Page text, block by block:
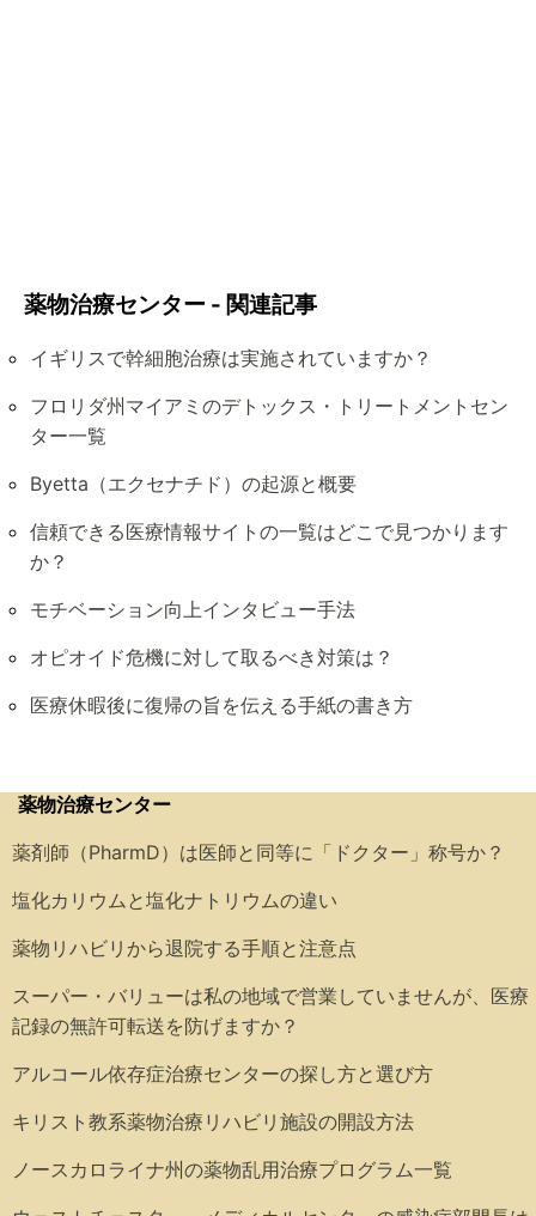
薬物治療センター - 関連記事
イギリスで幹細胞治療は実施されていますか？
フロリダ州マイアミのデトックス・トリートメントセン
ター一覧
Byetta（エクセナチド）の起源と概要
信頼できる医療情報サイトの一覧はどこで見つかります
か？
モチベーション向上インタビュー手法
オピオイド危機に対して取るべき対策は？
医療休暇後に復帰の旨を伝える手紙の書き方
薬物治療センター
薬剤師（PharmD）は医師と同等に「ドクター」称号か？
塩化カリウムと塩化ナトリウムの違い
薬物リハビリから退院する手順と注意点
スーパー・バリューは私の地域で営業していませんが、医療
記録の無許可転送を防げますか？
アルコール依存症治療センターの探し方と選び方
キリスト教系薬物治療リハビリ施設の開設方法
ノースカロライナ州の薬物乱用治療プログラム一覧